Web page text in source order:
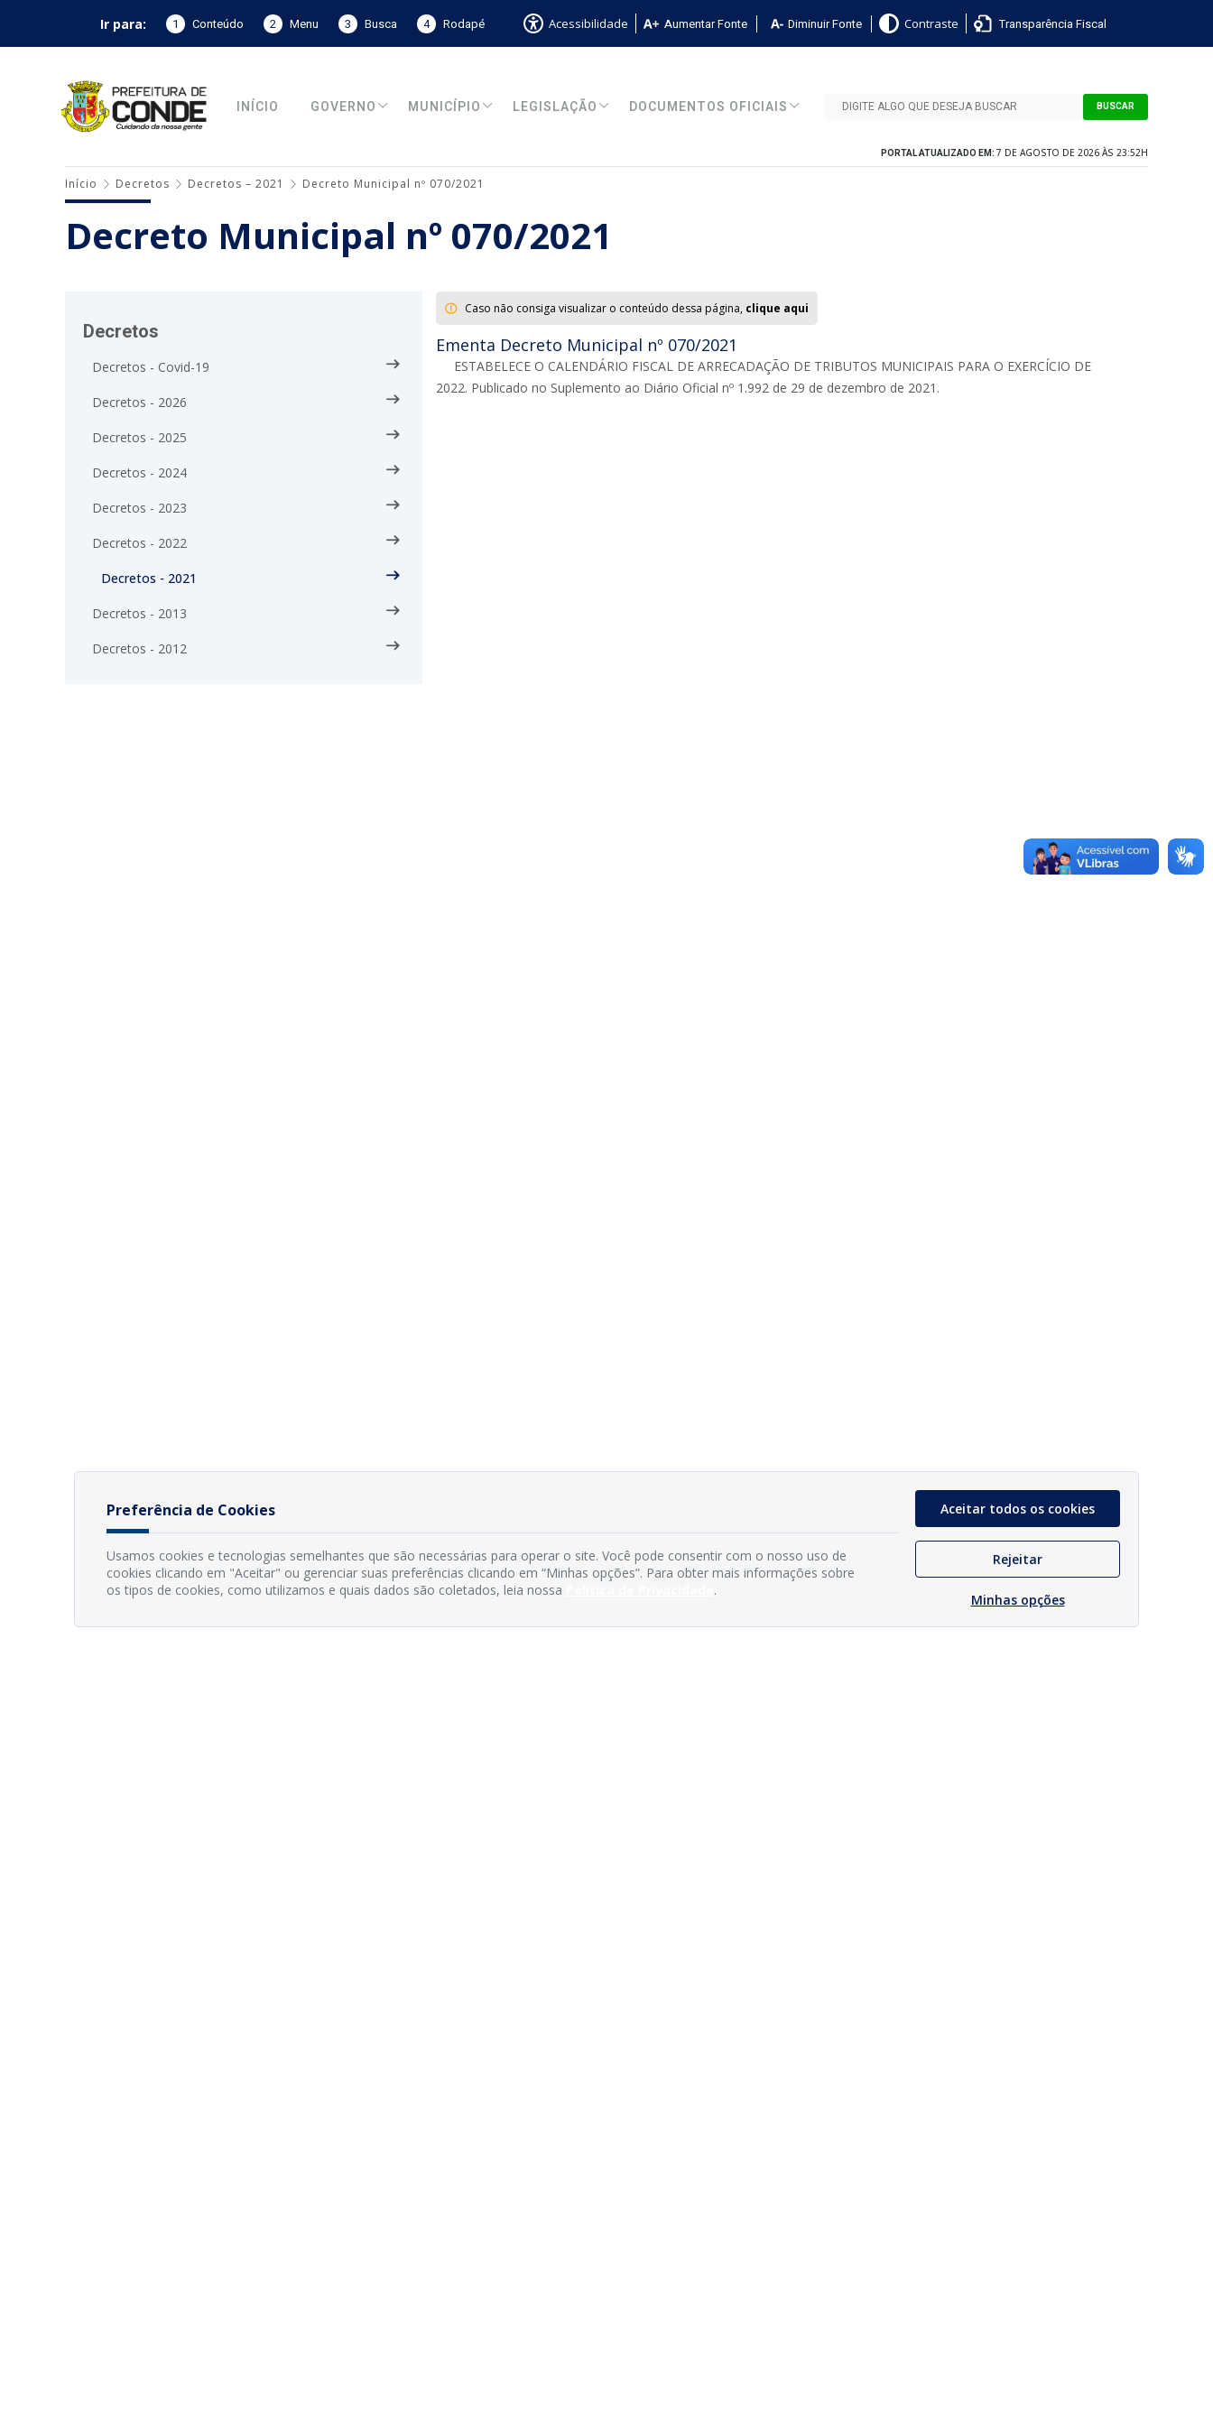
Ir para: 1 Conteúdo 2 Menu 3 Busca 4 Rodapé Acessibilidade Aumentar Fonte Diminuir Fonte Contraste Transparência Fiscal
INÍCIO GOVERNO MUNICÍPIO LEGISLAÇÃO DOCUMENTOS OFICIAIS BUSCAR
PORTAL ATUALIZADO EM: 7 DE AGOSTO DE 2026 ÀS 23:52H
Início Decretos Decretos – 2021 Decreto Municipal nº 070/2021
Decreto Municipal nº 070/2021
Decretos
Decretos - Covid-19
Decretos - 2026
Decretos - 2025
Decretos - 2024
Decretos - 2023
Decretos - 2022
Decretos - 2021
Decretos - 2013
Decretos - 2012
Caso não consiga visualizar o conteúdo dessa página, clique aqui
Ementa Decreto Municipal nº 070/2021
ESTABELECE O CALENDÁRIO FISCAL DE ARRECADAÇÃO DE TRIBUTOS MUNICIPAIS PARA O EXERCÍCIO DE
2022. Publicado no Suplemento ao Diário Oficial nº 1.992 de 29 de dezembro de 2021.
Preferência de Cookies
Usamos cookies e tecnologias semelhantes que são necessárias para operar o site. Você pode consentir com o nosso uso de
cookies clicando em "Aceitar" ou gerenciar suas preferências clicando em “Minhas opções”. Para obter mais informações sobre
os tipos de cookies, como utilizamos e quais dados são coletados, leia nossa
.
Aceitar todos os cookies
Rejeitar
Minhas opções